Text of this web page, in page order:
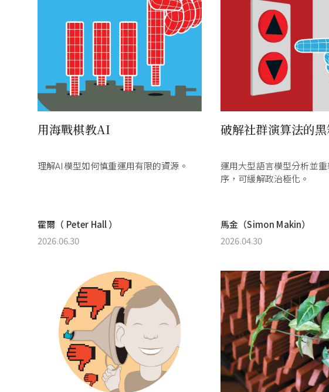
用海戰棋教AI
理解AI模型如何慎重運用有限的資源。
霍爾（ Peter Hall ）
2026.06.30
破解社群演算法的
運用大型語言模型分析並
序，可緩解政治極化。
馬金（Simon Makin）
2026.04.30